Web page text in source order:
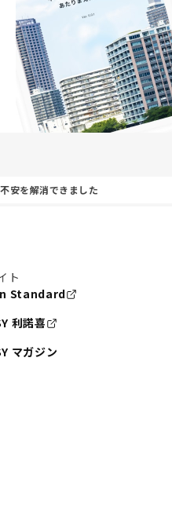
安を解消できました
ト
Standard
利諾喜
マガジン